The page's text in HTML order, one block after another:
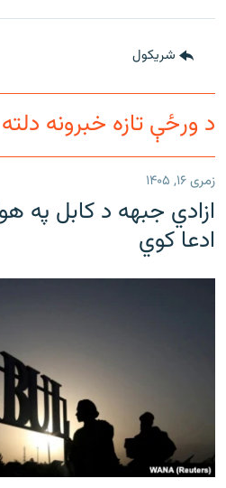
شريکول
د ورځې تازه خبرونه
زمری ۱۶, ۱۴۰۵
ازادي جبهه د کابل په
ادعا کوي